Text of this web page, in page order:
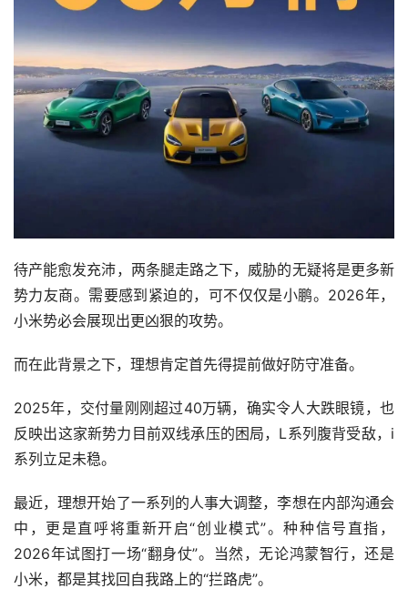
待产能愈发充沛，两条腿走路之下，威胁的无疑将是更多新
势力友商。需要感到紧迫的，可不仅仅是小鹏。2026年，
小米势必会展现出更凶狠的攻势。
而在此背景之下，理想肯定首先得提前做好防守准备。
2025年，交付量刚刚超过40万辆，确实令人大跌眼镜，也
反映出这家新势力目前双线承压的困局，L系列腹背受敌，i
系列立足未稳。
最近，理想开始了一系列的人事大调整，李想在内部沟通会
中，更是直呼将重新开启“创业模式”。种种信号直指，
2026年试图打一场“翻身仗”。当然，无论鸿蒙智行，还是
小米，都是其找回自我路上的“拦路虎”。